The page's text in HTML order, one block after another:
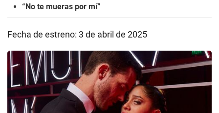
“No te mueras por mí”
Fecha de estreno: 3 de abril de 2025